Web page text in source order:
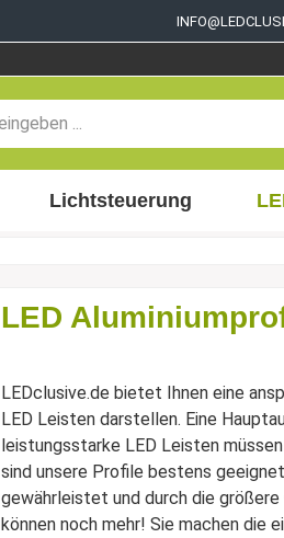
Lichtsteuerung
LED
LEDclusive.de bietet Ihnen eine
LED Leisten darstellen. Eine
leistungsstarke LED Leisten
sind unsere Profile bestens
gewährleistet und durch die
können noch mehr! Sie machen die